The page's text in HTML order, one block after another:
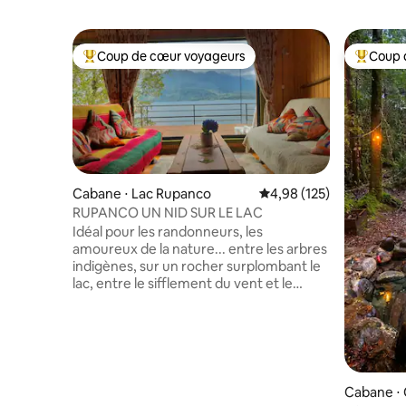
Coups de cœur voyageurs les plus appréciés
Coup de cœur voyageurs
Cabane ⋅ Lac Rupanco Évaluation moyenne
4,98 (125)
RUPANCO UN NID SUR LE LAC
Idéal pour les randonneurs, les
amoureux de la nature... entre les arbres
indigènes, sur un rocher surplombant le
lac, entre le sifflement du vent et le
Coups
Coup
Cabane